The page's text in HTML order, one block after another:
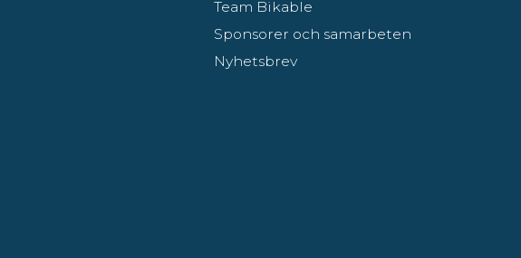
Team Bikable
Sponsorer och samarbeten
Nyhetsbrev